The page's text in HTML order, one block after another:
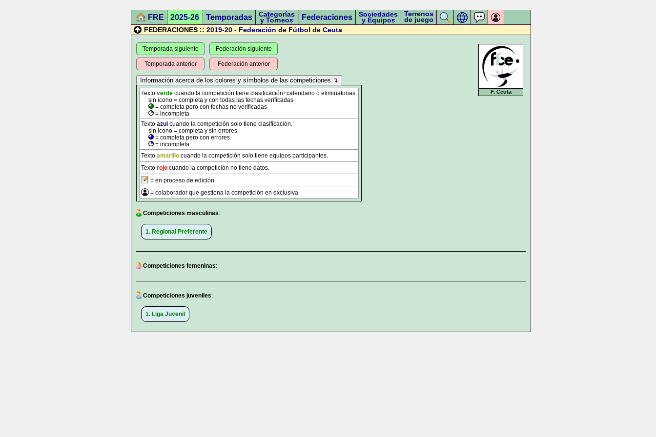
FRE 2025-26 Temporadas Categorías
y Torneos Federaciones Sociedades
y Equipos
Terrenos
de juego
FEDERACIONES :: 2019-20 - Federación de Fútbol de Ceuta
F. Ceuta
Temporada siguiente
Temporada anterior
Federación siguiente
Federación anterior
Texto verde cuando la competición tiene clasificación+calendario o eliminatorias.
sin icono = completa y con todas las fechas verificadas
= completa pero con fechas no verificadas
= incompleta
Texto azul cuando la competición solo tiene clasificación.
sin icono = completa y sin errores
= completa pero con errores
= incompleta
Texto amarillo cuando la competición solo tiene equipos participantes.
Texto rojo cuando la competición no tiene datos.
= en proceso de edición
= colaborador que gestiona la competición en exclusiva
Competiciones masculinas:
1. Regional Preferente
Competiciones femeninas:
Competiciones juveniles:
1. Liga Juvenil